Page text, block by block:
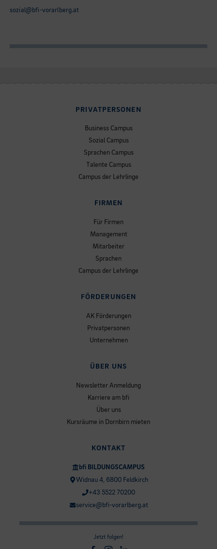
sozial@bfi-vorarlberg.at
PRIVATPERSONEN
Business Campus
Sozial Campus
Sprachen Campus
Talente Campus
Campus der Lehrlinge
FIRMEN
Für Firmen
Management
Mitarbeiter
Sprachen
Campus der Lehrlinge
FÖRDERUNGEN
AK Förderungen
Privatpersonen
Unternehmen
ÜBER UNS
Newsletter Anmeldung
Karriere am bfi
Über uns
Kursräume in Dornbirn mieten
KONTAKT
bfi BILDUNGSCAMPUS
Widnau 4, 6800 Feldkirch
+43 5522 70200
service@bfi-vorarlberg.at
Jetzt folgen!